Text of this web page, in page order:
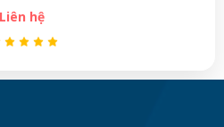
Liên hệ